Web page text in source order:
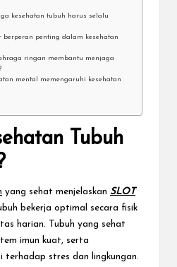
kesehatan tubuh harus selalu
berperan penting dalam kesehatan
ringan membantu menjaga
mental memengaruhi kesehatan
Tubuh
yang sehat menjelaskan SLOT
bekerja optimal secara fisik
harian. Tubuh yang sehat
imun kuat, serta
terhadap stres dan lingkungan.